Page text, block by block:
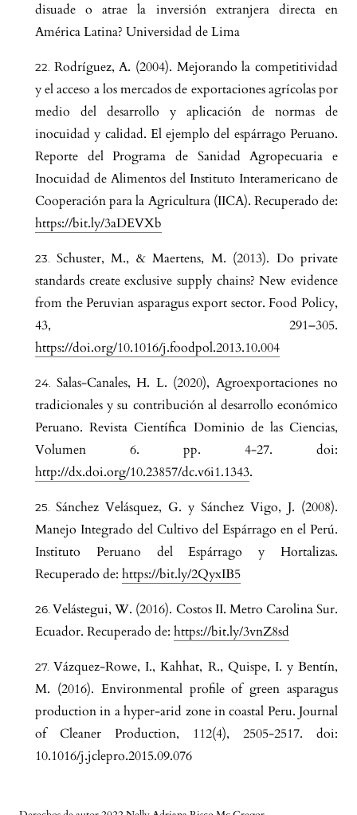
disuade o atrae la inversión extranjera directa en
América Latina? Universidad de Lima
Rodríguez, A. (2004). Mejorando la competitividad
y el acceso a los mercados de exportaciones agrícolas por
medio del desarrollo y aplicación de normas de
inocuidad y calidad. El ejemplo del espárrago Peruano.
Reporte del Programa de Sanidad Agropecuaria e
Inocuidad de Alimentos del Instituto Interamericano de
Cooperación para la Agricultura (IICA). Recuperado de:
https://bit.ly/3aDEVXb
Schuster, M., & Maertens, M. (2013). Do private
standards create exclusive supply chains? New evidence
from the Peruvian asparagus export sector. Food Policy,
43, 291–305.
https://doi.org/10.1016/j.foodpol.2013.10.004
Salas-Canales, H. L. (2020), Agroexportaciones no
tradicionales y su contribución al desarrollo económico
Peruano. Revista Científica Dominio de las Ciencias,
Volumen 6. pp. 4-27. doi:
http://dx.doi.org/10.23857/dc.v6i1.1343.
Sánchez Velásquez, G. y Sánchez Vigo, J. (2008).
Manejo Integrado del Cultivo del Espárrago en el Perú.
Instituto Peruano del Espárrago y Hortalizas.
Recuperado de: https://bit.ly/2QyxIB5
Velástegui, W. (2016). Costos II. Metro Carolina Sur.
Ecuador. Recuperado de: https://bit.ly/3vnZ8sd
Vázquez-Rowe, I., Kahhat, R., Quispe, I. y Bentín,
M. (2016). Environmental profile of green asparagus
production in a hyper-arid zone in coastal Peru. Journal
of Cleaner Production, 112(4), 2505-2517. doi:
10.1016/j.jclepro.2015.09.076